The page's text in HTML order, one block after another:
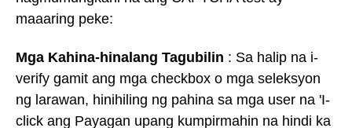
maaaring peke:
Mga Kahina-hinalang Tagubilin : Sa halip na i-
verify gamit ang mga checkbox o mga seleksyon
ng larawan, hinihiling ng pahina sa mga user na 'I-
click ang Payagan upang kumpirmahin na hindi ka